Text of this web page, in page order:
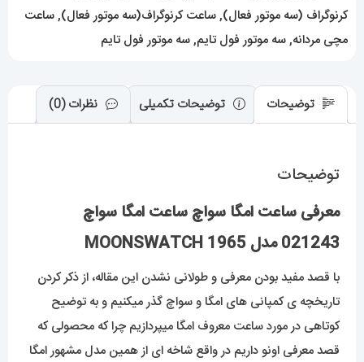
کرنوگراف (سه موتور فعال),ساعت کرنوگراف(سه موتور فعال),ساعت
مچی مردانه,سه موتور فول تایم,سه موتور فول تایم
توضیحات توضیحات تکمیلی نظرات (0)
توضیحات
معرفی ساعت امگا سواچ ساعت امگا سواچ
021243 مدل MOONSWATCH 1965
با قصد مفید بودن معرفی و طولانی نشدن این مقاله، از ذکر کردن
تاریخچه ی کمپانی های امگا و سواچ گذر میکنیم و به توضیح
کوتاهی در مورد ساعت معروف امگا میپردازیم چرا که محصولی که
قصد معرفی اونو داریم در واقع شاخه ای از همین مدل مشهور امگا